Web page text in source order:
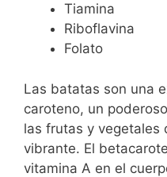
Tiamina
Riboflavina
Folato
Las batatas son una
caroteno, un
las frutas y vegetales
vibrante. El
vitamina A en el